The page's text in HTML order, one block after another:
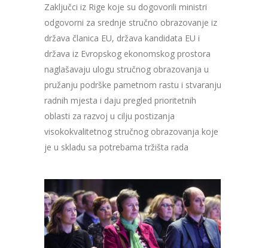
Zaključci iz Rige koje su dogovorili ministri
odgovorni za srednje stručno obrazovanje iz
država članica EU, država kandidata EU i
država iz Evropskog ekonomskog prostora
naglašavaju ulogu stručnog obrazovanja u
pružanju podrške pametnom rastu i stvaranju
radnih mjesta i daju pregled prioritetnih
oblasti za razvoj u cilju postizanja
visokokvalitetnog stručnog obrazovanja koje
je u skladu sa potrebama tržišta rada